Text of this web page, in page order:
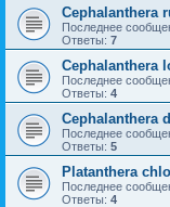
Cephalanthera
Последнее
Ответы: 7
Cephalanthera
Последнее
Ответы: 4
Cephalanthera
Последнее
Ответы: 5
Platanthera
Последнее
Ответы: 4